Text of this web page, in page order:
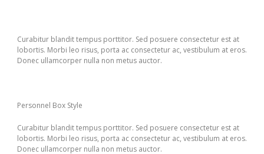
Curabitur blandit tempus porttitor. Sed posuere consectetur est at
lobortis. Morbi leo risus, porta ac consectetur ac, vestibulum at eros.
Donec ullamcorper nulla non metus auctor.
Personnel Box Style
Curabitur blandit tempus porttitor. Sed posuere consectetur est at
lobortis. Morbi leo risus, porta ac consectetur ac, vestibulum at eros.
Donec ullamcorper nulla non metus auctor.